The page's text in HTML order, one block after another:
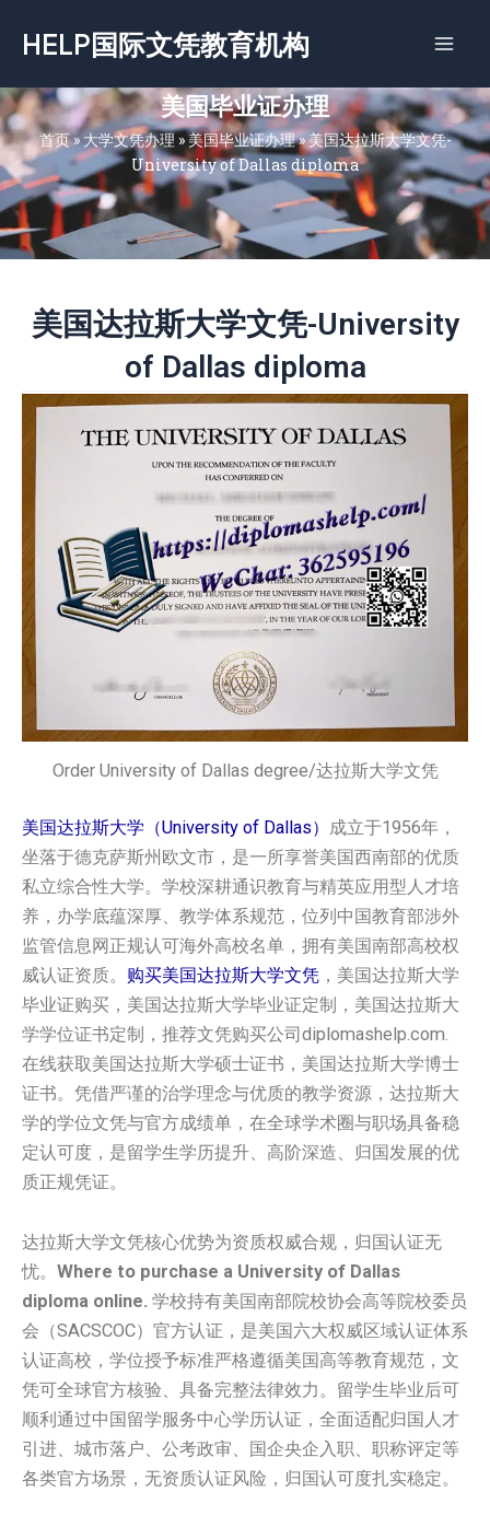
容
HELP国际文凭教育机构
美国毕业证办理
首页»大学文凭办理»美国毕业证办理»美国达拉斯大学文凭-
University of Dallas diploma
美国达拉斯大学文凭-University
of Dallas diploma
Order University of Dallas degree/达拉斯大学文凭
美国达拉斯大学（University of Dallas）
成立于1956年，
坐落于德克萨斯州欧文市，是一所享誉美国西南部的优质
私立综合性大学。学校深耕通识教育与精英应用型人才培
养，办学底蕴深厚、教学体系规范，位列中国教育部涉外
监管信息网正规认可海外高校名单，拥有美国南部高校权
威认证资质。 购买美国‌达拉斯大学文凭 ，美国‌达拉斯大学
毕业证购买，美国‌达拉斯大学毕业证定制，美国‌达拉斯大
学学位证书定制，推荐文凭购买公司diplomashelp.com.
在线获取美国‌达拉斯大学硕士证书，美国‌达拉斯大学博士
证书。凭借严谨的治学理念与优质的教学资源，达拉斯大
学的学位文凭与官方成绩单，在全球学术圈与职场具备稳
定认可度，是留学生学历提升、高阶深造、归国发展的优
质正规凭证。
达拉斯大学文凭核心优势为资质权威合规，归国认证无
忧。 Where to purchase a University of Dallas
diploma online. 学校持有美国南部院校协会高等院校委员
会（SACSCOC）官方认证，是美国六大权威区域认证体系
认证高校，学位授予标准严格遵循美国高等教育规范，文
凭可全球官方核验、具备完整法律效力。留学生毕业后可
顺利通过中国留学服务中心学历认证，全面适配归国人才
引进、城市落户、公考政审、国企央企入职、职称评定等
各类官方场景，无资质认证风险，归国认可度扎实稳定。